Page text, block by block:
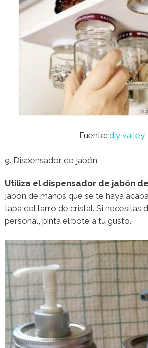
Fuente: diy valley
9. Dispensador de jabón
Utiliza el dispensador de jabón
jabón de manos que se te haya
tapa del tarro de cristal. Si necesitas
personal, pinta el bote a tu gusto.